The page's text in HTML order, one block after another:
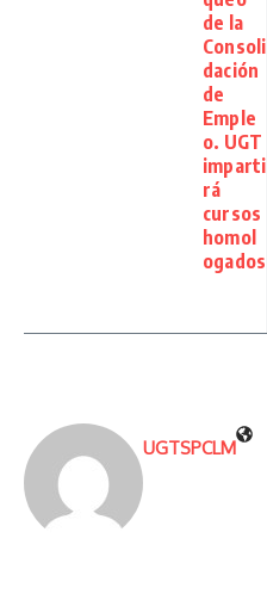
de la
Consoli
dación
de
Emple
o. UGT
imparti
rá
cursos
homol
ogados
UGTSPCLM